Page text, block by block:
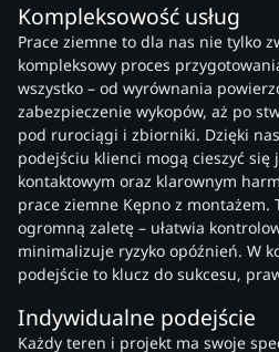
Kompleksowość usług
Prace ziemne to dla nas nie tylko
kompleksowy proces
wszystko – od wyrównania
zabezpieczenie wykopów, aż po
pod rurociągi i zbiorniki. Dzięki
podejściu klienci mogą cieszyć się
kontaktowym oraz klarownym
prace ziemne Kępno z montażem.
ogromną zaletę – ułatwia
minimalizuje ryzyko opóźnień. W
podejście to klucz do sukcesu,
Indywidualne podejście
Każdy teren i projekt ma swoje